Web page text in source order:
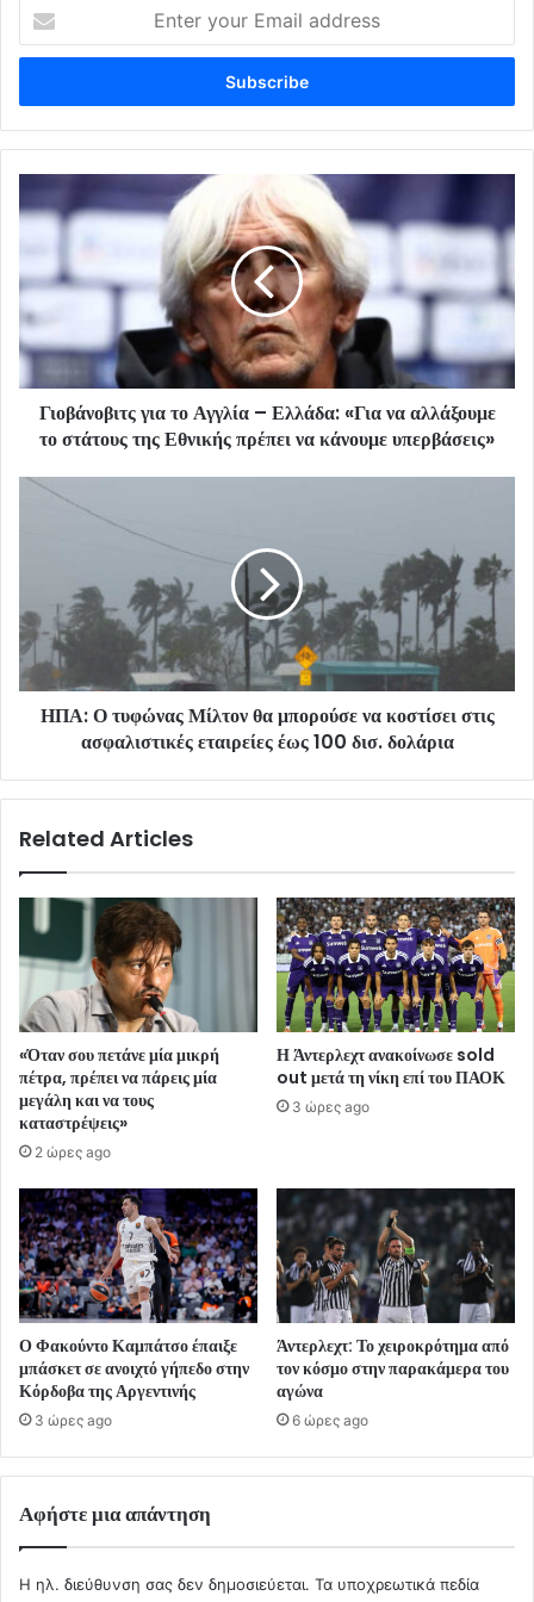
your
Email
Γιοβάνοβιτς για το Αγγλία – Ελλάδα: «Για να αλλάξουμε
το στάτους της Εθνικής πρέπει να κάνουμε υπερβάσεις»
ΗΠΑ: Ο τυφώνας Μίλτον θα μπορούσε να κοστίσει στις
ασφαλιστικές εταιρείες έως 100 δισ. δολάρια
Related Articles
«Όταν σου πετάνε μία μικρή
πέτρα, πρέπει να πάρεις μία
μεγάλη και να τους
καταστρέψεις»
2 ώρες ago
Η Άντερλεχτ ανακοίνωσε sold
out μετά τη νίκη επί του ΠΑΟΚ
3 ώρες ago
Ο Φακούντο Καμπάτσο έπαιξε
μπάσκετ σε ανοιχτό γήπεδο στην
Κόρδοβα της Αργεντινής
3 ώρες ago
Άντερλεχτ: Το χειροκρότημα από
τον κόσμο στην παρακάμερα του
αγώνα
6 ώρες ago
Αφήστε μια απάντηση
Η ηλ. διεύθυνση σας δεν δημοσιεύεται. Τα υποχρεωτικά πεδία